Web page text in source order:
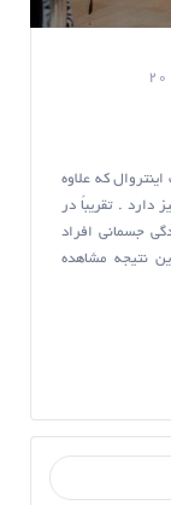
که علاوه
دارد . تقريباً در
به آمادگی جسمانی افراد
نتیجه مشاهده